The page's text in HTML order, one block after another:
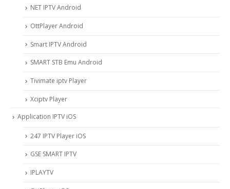
NET IPTV Android
OttPlayer Android
Smart IPTV Android
SMART STB Emu Android
Tivimate iptv Player
Xciptv Player
Application IPTV iOS
247 IPTV Player iOS
‎GSE SMART IPTV
IPLAYTV